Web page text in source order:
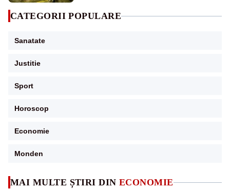
MAI MULTE ȘTIRI DIN ECONOMIE
CATEGORII POPULARE
Sanatate
Justitie
Sport
Horoscop
Economie
Monden